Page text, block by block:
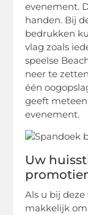
evenement.
handen. Bij
bedrukken
vlag zoals
speelse
neer te
één
geeft
evenement.
Uw
Als u bij
makkelijk